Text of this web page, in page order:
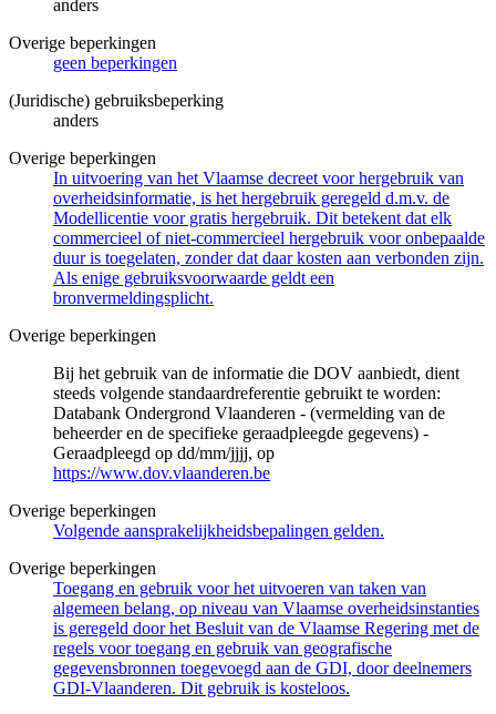
anders
Overige beperkingen
geen beperkingen
(Juridische) gebruiksbeperking
anders
Overige beperkingen
In uitvoering van het Vlaamse decreet voor hergebruik van
overheidsinformatie, is het hergebruik geregeld d.m.v. de
Modellicentie voor gratis hergebruik. Dit betekent dat elk
commercieel of niet-commercieel hergebruik voor onbepaalde
duur is toegelaten, zonder dat daar kosten aan verbonden zijn.
Als enige gebruiksvoorwaarde geldt een
bronvermeldingsplicht.
Overige beperkingen
Bij het gebruik van de informatie die DOV aanbiedt, dient
steeds volgende standaardreferentie gebruikt te worden:
Databank Ondergrond Vlaanderen - (vermelding van de
beheerder en de specifieke geraadpleegde gegevens) -
Geraadpleegd op dd/mm/jjjj, op
https://www.dov.vlaanderen.be
Overige beperkingen
Volgende aansprakelijkheidsbepalingen gelden.
Overige beperkingen
Toegang en gebruik voor het uitvoeren van taken van
algemeen belang, op niveau van Vlaamse overheidsinstanties
is geregeld door het Besluit van de Vlaamse Regering met de
regels voor toegang en gebruik van geografische
gegevensbronnen toegevoegd aan de GDI, door deelnemers
GDI-Vlaanderen. Dit gebruik is kosteloos.